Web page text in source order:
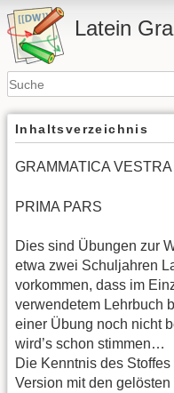
Latein
Inhaltsverzeichnis
GRAMMATICA VESTRA
PRIMA PARS
Dies sind Übungen zur
etwa zwei Schuljahren
vorkommen, dass im
verwendetem Lehrbuch
einer Übung noch nicht
wird’s schon stimmen…
Die Kenntnis des
Version mit den